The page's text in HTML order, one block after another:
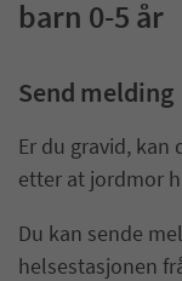
barn 0-5 år
Send melding
Er du gravid,
etter at jordmor
Du kan sende
helsestasjonen